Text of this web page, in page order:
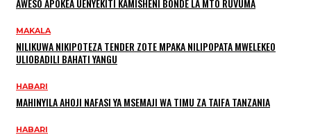
MAKALA
NILIKUWA NIKIPOTEZA TENDER ZOTE MPAKA NILIPOPATA MWELEKEO
ULIOBADILI BAHATI YANGU
HABARI
MAHINYILA AHOJI NAFASI YA MSEMAJI WA TIMU ZA TAIFA TANZANIA
HABARI